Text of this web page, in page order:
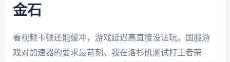
金石
看视频卡顿还能缓冲，游戏延迟高直接没法玩。国服游
戏对加速器的要求最苛刻。我在洛杉矶测试打王者荣